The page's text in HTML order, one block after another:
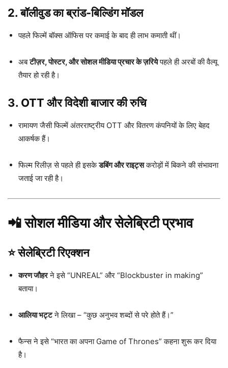
2.बॉलीवुड का ब्रांड-बिल्डिंग मॉडल
पहले फिल्में बॉक्स ऑफिस पर कमाई के बाद ही लाभ कमाती थीं।
अबटीज़र, पोस्टर, और सोशल मीडिया प्रचार के ज़रियेपहले ही अरबों की वैल्यू
तैयार हो रही है।
3. OTT और विदेशी बाजार की रुचि
रामायण जैसी फिल्में अंतरराष्ट्रीय OTT और वितरण कंपनियों के लिए बेहद
आकर्षक हैं।
फिल्म रिलीज़ से पहले ही इसकेडबिंग और राइट्सकरोड़ों में बिकने की संभावना
जताई जा रही है।
📲 सोशल मीडिया और सेलेब्रिटी प्रभाव
⭐ सेलेब्रिटी रिएक्शन
करण जौहरने इसे “UNREAL” और “Blockbuster in making”
बताया।
आलिया भट्टने लिखा – “कुछ अनुभव शब्दों से परे होते हैं।”
फैन्स ने इसे “भारत का अपना Game of Thrones” कहना शुरू कर दिया
है।